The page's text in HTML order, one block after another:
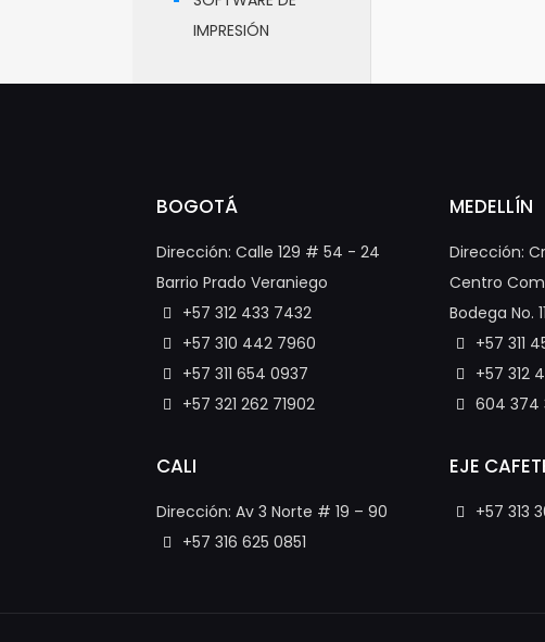
IMPRESIÓN
BOGOTÁ
Dirección: Calle 129 # 54 - 24
Barrio Prado Veraniego
+57 312 433 7432
+57 310 442 7960
+57 311 654 0937
+57 321 262 71902
CALI
Dirección: Av 3 Norte # 19 – 90
+57 316 625 0851
MEDELLÍN
Dirección:
Centro
Bodega No.
+57 311
+57 312
604 374
EJE
+57 313